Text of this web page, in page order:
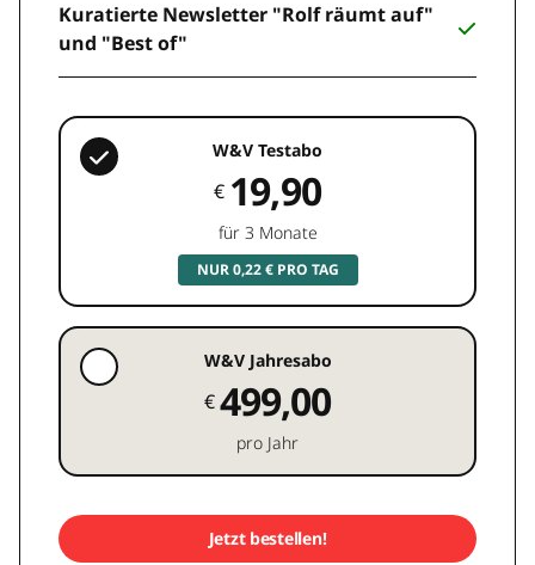
Kuratierte Newsletter "Rolf räumt auf"
und "Best of"
W&V Testabo
€ 19,90
für 3 Monate
NUR 0,22 € PRO TAG
W&V Jahresabo
€499,00
pro Jahr
Jetzt bestellen!